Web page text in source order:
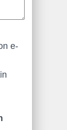
e-